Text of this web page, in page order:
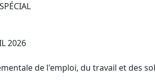
2026
de l'emploi, du travail et des